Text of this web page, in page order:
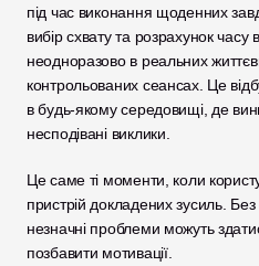
під час виконання щоденних
вибір схвату та розрахунок часу
неодноразово в реальних
контрольованих сеансах. Це
в будь-якому середовищі, де
несподівані виклики.
Це саме ті моменти, коли
пристрій докладених зусиль. Без
незначні проблеми можуть
позбавити мотивації.